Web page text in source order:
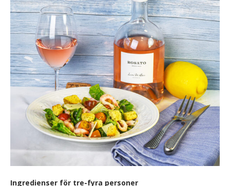
Ingredienser för tre-fyra personer